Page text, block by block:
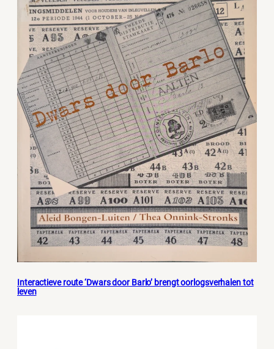
Interactieve route ‘Dwars door Barlo’ brengt oorlogsverhalen tot
leven